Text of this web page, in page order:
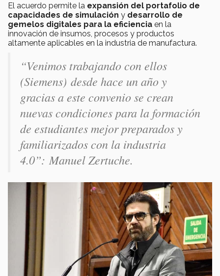
El acuerdo permite la expansión del portafolio de
capacidades de simulación y desarrollo de
gemelos digitales para la eficiencia en la
innovación de insumos, procesos y productos
altamente aplicables en la industria de manufactura.
“Venimos trabajando con ellos
(Siemens) desde hace un año y
gracias a este convenio se crean
nuevas condiciones para la formación
de estudiantes mejor preparados y
familiarizados con la industria
4.0”: Manuel Zertuche.